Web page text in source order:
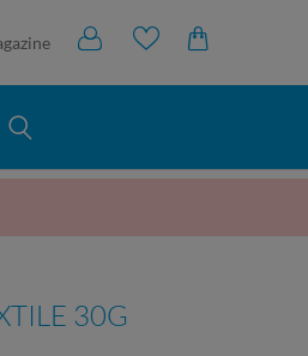
30G